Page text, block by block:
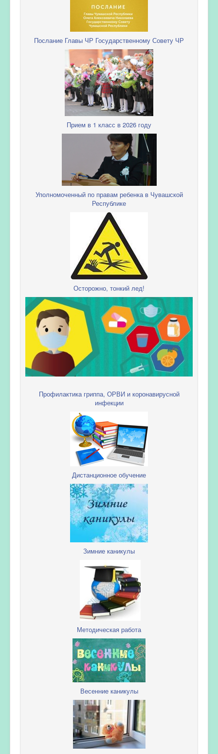
Послание Главы ЧР Государственному Совету ЧР
Прием в 1 класс в 2026 году
Уполномоченный по правам ребенка в Чувашской
Республике
Осторожно, тонкий лед!
Профилактика гриппа, ОРВИ и коронавирусной
инфекции
Дистанционное обучение
Зимние каникулы
Методическая работа
Весенние каникулы